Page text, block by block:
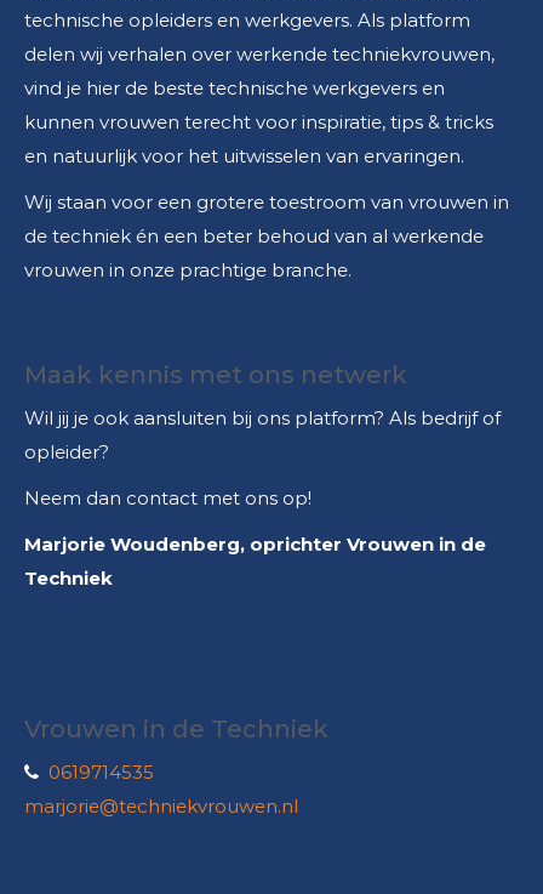
technische opleiders en werkgevers. Als platform
delen wij verhalen over werkende techniekvrouwen,
vind je hier de beste technische werkgevers en
kunnen vrouwen terecht voor inspiratie, tips & tricks
en natuurlijk voor het uitwisselen van ervaringen.
Wij staan voor een grotere toestroom van vrouwen in
de techniek én een beter behoud van al werkende
vrouwen in onze prachtige branche.
Maak kennis met ons netwerk
Wil jij je ook aansluiten bij ons platform? Als bedrijf of
opleider?
Neem dan contact met ons op!
Marjorie Woudenberg, oprichter Vrouwen in de
Techniek
Vrouwen in de Techniek
0619714535
marjorie@techniekvrouwen.nl